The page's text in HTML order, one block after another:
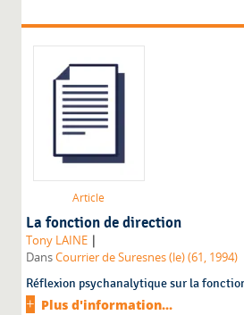
Article
La fonction de direction
Tony LAINE |
DansCourrier de Suresnes (le) (61, 1994)
Réflexion psychanalytique sur la
Plus d'information...